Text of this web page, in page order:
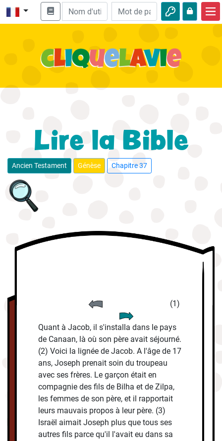
Enseignement biblique
Aventures
Loisirs
Lire la Bible
Ancien Testament Génèse Chapitre 37
(1)
Quant à Jacob, il s'installa dans le pays
de Canaan, là où son père avait séjourné.
(2) Voici la lignée de Jacob. A l'âge de 17
ans, Joseph prenait soin du troupeau
avec ses frères. Le garçon était en
compagnie des fils de Bilha et de Zilpa,
les femmes de son père, et il rapportait
leurs mauvais propos à leur père. (3)
Israël aimait Joseph plus que tous ses
autres fils parce qu'il l'avait eu dans sa